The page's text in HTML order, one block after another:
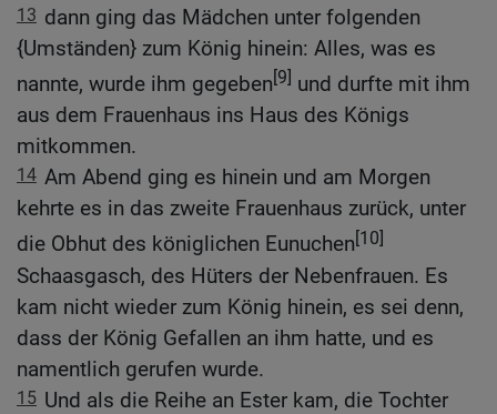
13 dann ging das Mädchen unter folgenden
{Umständen} zum König hinein: Alles, was es
nannte, wurde ihm gegeben[9] und durfte mit ihm
aus dem Frauenhaus ins Haus des Königs
mitkommen.
14 Am Abend ging es hinein und am Morgen
kehrte es in das zweite Frauenhaus zurück, unter
die Obhut des königlichen Eunuchen[10]
Schaasgasch, des Hüters der Nebenfrauen. Es
kam nicht wieder zum König hinein, es sei denn,
dass der König Gefallen an ihm hatte, und es
namentlich gerufen wurde.
15 Und als die Reihe an Ester kam, die Tochter